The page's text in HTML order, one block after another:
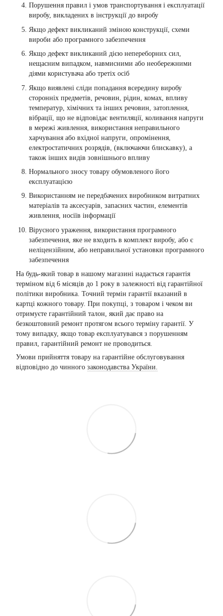
Порушення правил і умов транспортування і експлуатації
виробу, викладених в інструкції до виробу
Якщо дефект викликаний зміною конструкції, схеми
вироби або програмного забезпечення
Якщо дефект викликаний дією непереборних сил,
нещасним випадком, навмисними або необережними
діями користувача або третіх осіб
Якщо виявлені сліди попадання всередину виробу
сторонніх предметів, речовин, рідин, комах, впливу
температур, хімічних та інших речовин, затоплення,
вібрації, що не відповідає вентиляції, коливання напруги
в мережі живлення, використання неправильного
харчування або вхідної напруги, опромінення,
електростатичних розрядів, (включаючи блискавку), а
також інших видів зовнішнього впливу
Нормального зносу товару обумовленого його
експлуатацією
Використанням не передбачених виробником витратних
матеріалів та аксесуарів, запасних частин, елементів
живлення, носіїв інформації
Вірусного ураження, використання програмного
забезпечення, яке не входить в комплект виробу, або є
неліцензійним, або неправильної установки програмного
забезпечення
На будь-який товар в нашому магазині надається гарантія
терміном від 6 місяців до 1 року в залежності від гарантійної
політики виробника. Точний термін гарантії вказаний в
картці кожного товару. При покупці, з товаром і чеком ви
отримуєте гарантійний талон, який дає право на
безкоштовний ремонт протягом всього терміну гарантії. У
тому випадку, якщо товар експлуатувався з порушенням
правил, гарантійний ремонт не проводиться.
Умови прийняття товару на гарантійне обслуговування
відповідно до чинного законодавства України.